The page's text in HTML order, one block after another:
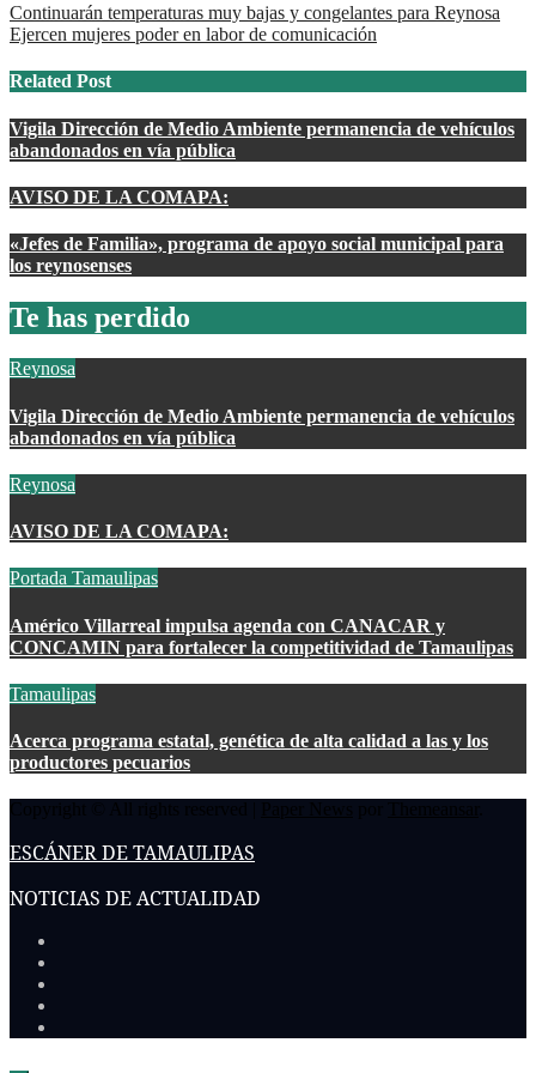
Navegación
de
entradas
Continuarán temperaturas muy bajas y congelantes para Reynosa
Ejercen mujeres poder en labor de comunicación
Related Post
Vigila Dirección de Medio Ambiente permanencia de vehículos
abandonados en vía pública
AVISO DE LA COMAPA:
«Jefes de Familia», programa de apoyo social municipal para
los reynosenses
Te has perdido
Reynosa
Vigila Dirección de Medio Ambiente permanencia de vehículos
abandonados en vía pública
Reynosa
AVISO DE LA COMAPA:
Portada Tamaulipas
Américo Villarreal impulsa agenda con CANACAR y
CONCAMIN para fortalecer la competitividad de Tamaulipas
Tamaulipas
Acerca programa estatal, genética de alta calidad a las y los
productores pecuarios
ESCÁNER DE TAMAULIPAS
NOTICIAS DE ACTUALIDAD